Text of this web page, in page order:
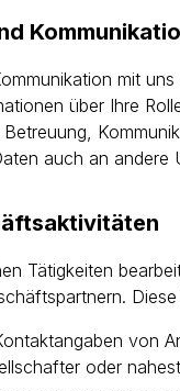
mit
über Ihre
Betreuung,
auch an
Tätigkeiten
von
oder